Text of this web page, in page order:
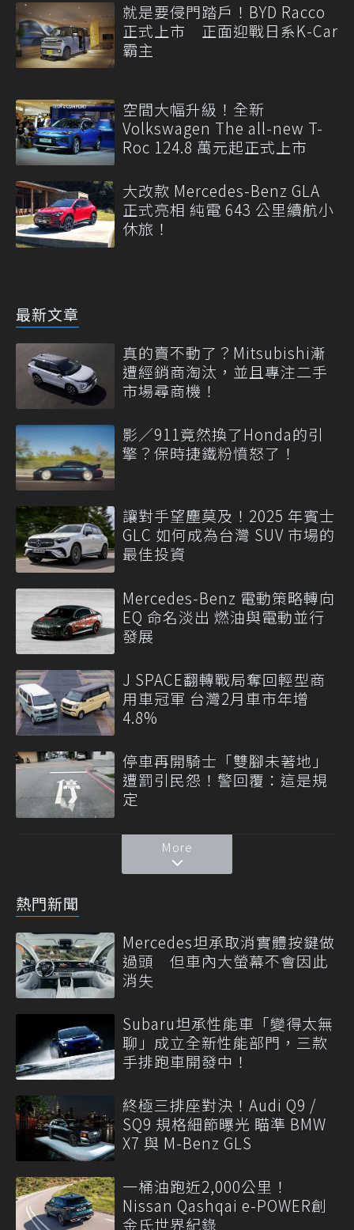
就是要侵門踏戶！BYD Racco
正式上市 正面迎戰日系K-Car
霸主
空間大幅升級！全新
Volkswagen The all-new T-
Roc 124.8 萬元起正式上市
大改款 Mercedes-Benz GLA
正式亮相 純電 643 公里續航小
休旅！
最新文章
真的賣不動了？Mitsubishi漸
遭經銷商淘汰，並且專注二手
市場尋商機！
影／911竟然換了Honda的引
擎？保時捷鐵粉憤怒了！
讓對手望塵莫及！2025 年賓士
GLC 如何成為台灣 SUV 市場的
最佳投資
Mercedes-Benz 電動策略轉向
EQ 命名淡出 燃油與電動並行
發展
J SPACE翻轉戰局奪回輕型商
用車冠軍 台灣2月車市年增
4.8%
停車再開騎士「雙腳未著地」
遭罰引民怨！警回覆：這是規
定
More
熱門新聞
Mercedes坦承取消實體按鍵做
過頭 但車內大螢幕不會因此
消失
Subaru坦承性能車「變得太無
聊」成立全新性能部門，三款
手排跑車開發中！
終極三排座對決！Audi Q9 /
SQ9 規格細節曝光 瞄準 BMW
X7 與 M-Benz GLS
一桶油跑近2,000公里！
Nissan Qashqai e-POWER創
金氏世界紀錄